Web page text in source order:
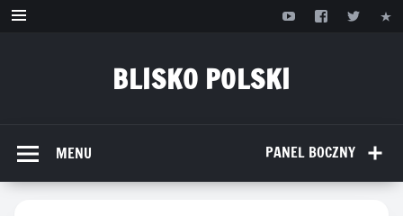
Przejdź
BLISKO POLSKI
PANEL BOCZNY
MENU